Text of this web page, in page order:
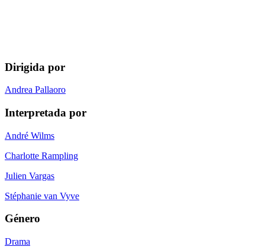
Dirigida por
Andrea Pallaoro
Interpretada por
André Wilms
Charlotte Rampling
Julien Vargas
Stéphanie van Vyve
Género
Drama